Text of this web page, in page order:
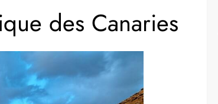
des Canaries